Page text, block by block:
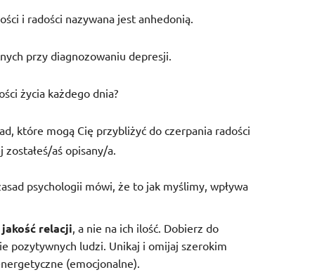
i radości nazywana jest anhedonią.
przy diagnozowaniu depresji.
życia każdego dnia?
które mogą Cię przybliżyć do czerpania radości
aś opisany/a.
psychologii mówi, że to jak myślimy, wpływa
jakość relacji , a nie na ich ilość. Dobierz do
pozytywnych ludzi. Unikaj i omijaj szerokim
(emocjonalne).